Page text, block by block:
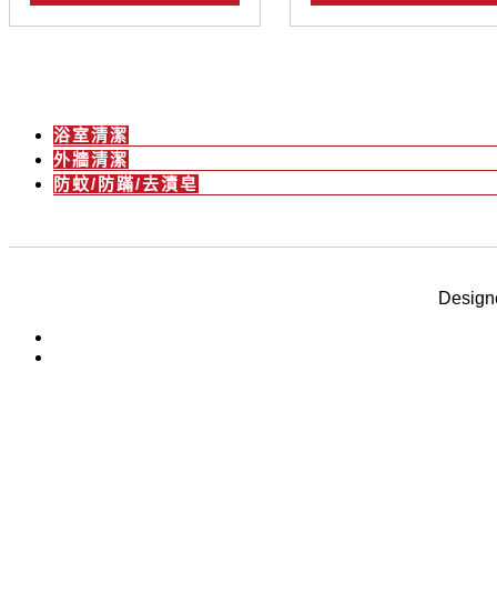
浴室清潔
外牆清潔
防蚊/防蹣/去漬皂